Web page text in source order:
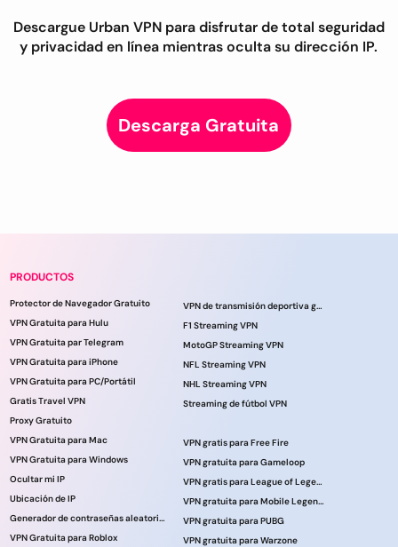
Descargue Urban VPN para disfrutar de total seguridad
y privacidad en línea mientras oculta su dirección IP.
Descarga Gratuita
PRODUCTOS
Protector de Navegador Gratuito
VPN Gratuita para Hulu
VPN Gratuita par Telegram
VPN Gratuita para iPhone
VPN Gratuita para PC/Portátil
Gratis Travel VPN
Proxy Gratuito
VPN Gratuita para Mac
VPN Gratuita para Windows
Ocultar mi IP
Ubicación de IP
Generador de contraseñas aleatorias
VPN Gratuita para Roblox
VPN de transmisión deportiva gratuita
F1 Streaming VPN
MotoGP Streaming VPN
NFL Streaming VPN
NHL Streaming VPN
Streaming de fútbol VPN
VPN gratis para Free Fire
VPN gratuita para Gameloop
VPN gratis para League of Legends
VPN gratuita para Mobile Legends
VPN gratuita para PUBG
VPN gratuita para Warzone